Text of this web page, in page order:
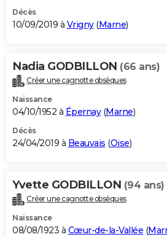
Décès
10/09/2019 à Vrigny(Marne)
Nadia GODBILLON (66 ans)
Créer une cagnotte obsèques
Naissance
04/10/1952 à Épernay(Marne)
Décès
24/04/2019 à Beauvais (Oise)
Yvette GODBILLON (94 ans)
Créer une cagnotte obsèques
Naissance
08/08/1923 à Cœur-de-la-Vallée (